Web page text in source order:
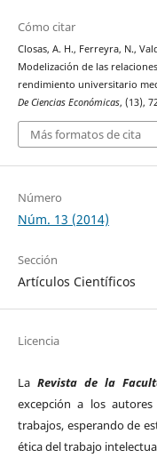
Cómo citar
Closas, A. H., Ferreyra, N.,
Modelización de las
rendimiento universitario
De Ciencias Económicas, (13),
Más formatos de cita
Número
Núm. 13 (2014)
Sección
Artículos Científicos
Licencia
La Revista de la
excepción a los
trabajos, esperando de
ética del trabajo